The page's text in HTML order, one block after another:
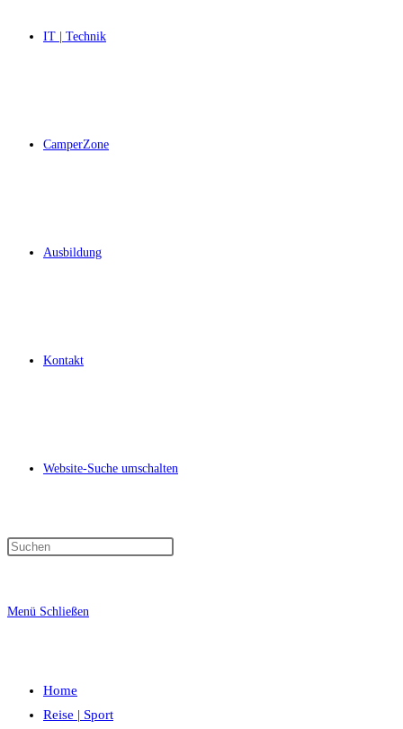
IT | Technik
CamperZone
Ausbildung
Kontakt
Website-Suche umschalten
Menü Schließen
Home
Reise | Sport